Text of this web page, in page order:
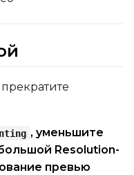
, уменьшите
Resolution-
превью